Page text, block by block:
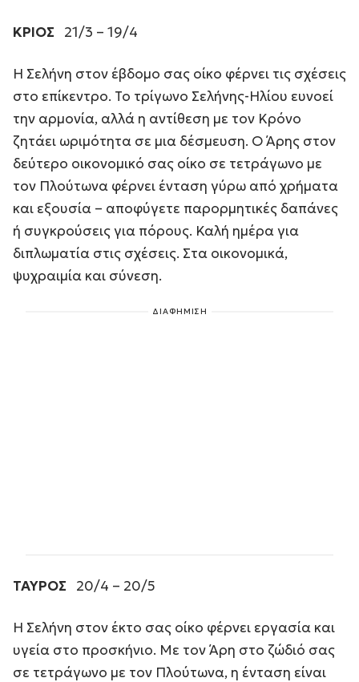
ΚΡΙΟΣ 21/3 – 19/4
Η Σελήνη στον έβδομο σας οίκο φέρνει τις σχέσεις
στο επίκεντρο. Το τρίγωνο Σελήνης-Ηλίου ευνοεί
την αρμονία, αλλά η αντίθεση με τον Κρόνο
ζητάει ωριμότητα σε μια δέσμευση. Ο Άρης στον
δεύτερο οικονομικό σας οίκο σε τετράγωνο με
τον Πλούτωνα φέρνει ένταση γύρω από χρήματα
και εξουσία – αποφύγετε παρορμητικές δαπάνες
ή συγκρούσεις για πόρους. Καλή ημέρα για
διπλωματία στις σχέσεις. Στα οικονομικά,
ψυχραιμία και σύνεση.
ΔΙΑΦΗΜΙΣΗ
ΤΑΥΡΟΣ 20/4 – 20/5
Η Σελήνη στον έκτο σας οίκο φέρνει εργασία και
υγεία στο προσκήνιο. Με τον Άρη στο ζώδιό σας
σε τετράγωνο με τον Πλούτωνα, η ένταση είναι